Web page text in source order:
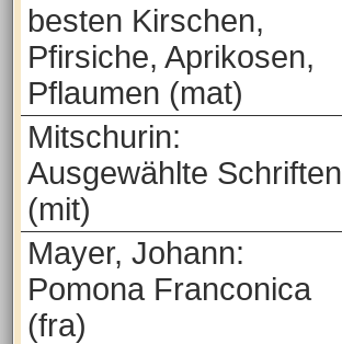
besten Kirschen,
Pfirsiche, Aprikosen,
Pflaumen (mat)
Mitschurin:
Ausgewählte Schriften
(mit)
Mayer, Johann:
Pomona Franconica
(fra)